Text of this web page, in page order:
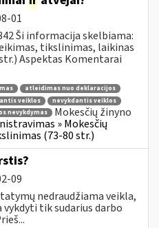
01
Ši informacija skelbiama:
tikslinimas, laikinas
Aspektas Komentarai
atleidimas nuo deklaracijos
veiklos
nevykdantis veiklos
nevykdymas
Mokesčių žinyno
» Mokesčių
(73-80 str.)
09
nedraudžiama veikla,
tik sudarius darbo